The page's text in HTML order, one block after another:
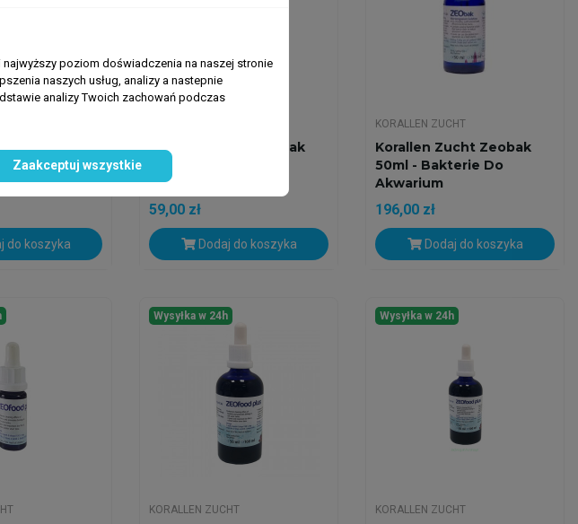
Zeobak
Do
do koszyka
Korallen Zucht Zeobak
Akwarium
59,00 zł
Dodaj do koszyka
KORALLEN ZUCHT
Korallen Zucht Zeobak
50ml - Bakterie Do
Akwarium
196,00 zł
Dodaj do koszyka
Wysyłka w 24h
KORALLEN ZUCHT
Wysyłka w 24h
KORALLEN ZUCHT
poziom doświadczenia na naszej stronie
naszych usług, analizy a nastepnie
analizy Twoich zachowań podczas
Zaakceptuj wszystkie